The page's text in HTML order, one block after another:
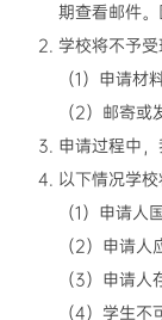
期查看邮件
学校将不予受
（1）申请材
（2）邮寄
申请过程中
以下情况学校
（1）申请
（2）申请
（3）申请
（4）学生